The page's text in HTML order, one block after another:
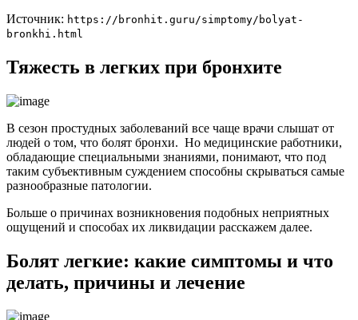
Источник: https://bronhit.guru/simptomy/bolyat-
bronkhi.html
Тяжесть в легких при бронхите
В сезон простудных заболеваний все чаще врачи слышат от
людей о том, что болят бронхи. Но медицинские работники,
обладающие специальными знаниями, понимают, что под
таким субъективным суждением способны скрываться самые
разнообразные патологии.
Больше о причинах возникновения подобных неприятных
ощущений и способах их ликвидации расскажем далее.
Болят легкие: какие симптомы и что
делать, причины и лечение